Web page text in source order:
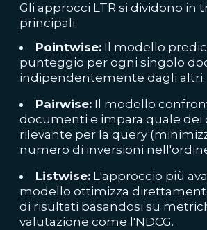
Gli approcci LTR si dividono in
principali:
Pointwise: Il modello
punteggio per ogni singolo
indipendentemente dagli altri.
Pairwise: Il modello
documenti e impara quale dei
rilevante per la query
numero di inversioni
Listwise: L'approccio più
modello ottimizza
di risultati basandosi su
valutazione come l'NDCG.